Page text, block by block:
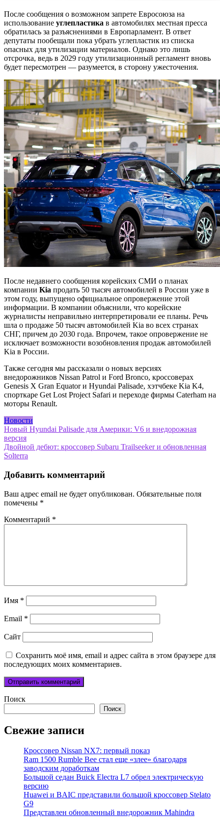
После сообщения о возможном запрете Евросоюза на
использование углепластика в автомобилях местная пресса
обратилась за разъяснениями в Европарламент. В ответ
депутаты пообещали пока убрать углепластик из списка
опасных для утилизации материалов. Однако это лишь
отсрочка, ведь в 2029 году утилизационный регламент вновь
будет пересмотрен — разумеется, в сторону ужесточения.
После недавнего сообщения корейских СМИ о планах
компании Kia продать 50 тысяч автомобилей в России уже в
этом году, выпущено официальное опровержение этой
информации. В компании объяснили, что корейские
журналисты неправильно интерпретировали ее планы. Речь
шла о продаже 50 тысяч автомобилей Kia во всех странах
СНГ, причем до 2030 года. Впрочем, такое опровержение не
исключает возможности возобновления продаж автомобилей
Kia в России.
Также сегодня мы рассказали о новых версиях
внедорожников Nissan Patrol и Ford Bronco, кроссоверах
Genesis X Gran Equator и Hyundai Palisade, хэтчбеке Kia K4,
спорткаре Get Lost Project Safari и переходе фирмы Caterham на
моторы Renault.
Новости
Навигация
по
записям
Новый Hyundai Palisade для Америки: V6 и внедорожная
версия
Двойной дебют: кроссовер Subaru Trailseeker и обновленная
Solterra
Добавить комментарий
Ваш адрес email не будет опубликован. Обязательные поля
помечены *
Комментарий *
Имя *
Email *
Сайт
Сохранить моё имя, email и адрес сайта в этом браузере для
последующих моих комментариев.
Поиск
Поиск
Свежие записи
Кроссовер Nissan NX7: первый показ
Ram 1500 Rumble Bee стал еще «злее» благодаря
заводским доработкам
Большой седан Buick Electra L7 обрел электрическую
версию
Huawei и BAIC представили большой кроссовер Stelato
G9
Представлен обновленный внедорожник Mahindra